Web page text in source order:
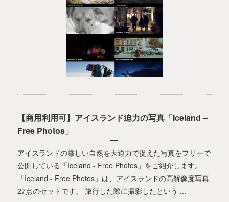
【商用利用可】アイスランド迫力の写真「Iceland –
Free Photos」
アイスランドの厳しい自然を大迫力で捉えた写真をフリーで
公開している「Iceland - Free Photos」をご紹介します。
「Iceland - Free Photos」は、アイスランドの高解像度写真
27点のセットです。 旅行した際に撮影したという ...